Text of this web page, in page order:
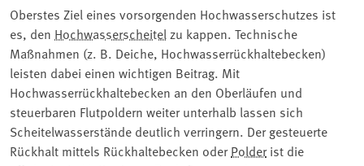
Oberstes Ziel eines vorsorgenden Hochwasserschutzes ist
es, den Hochwasserscheitel zu kappen. Technische
Maßnahmen (z. B. Deiche, Hochwasserrückhaltebecken)
leisten dabei einen wichtigen Beitrag. Mit
Hochwasserrückhaltebecken an den Oberläufen und
steuerbaren Flutpoldern weiter unterhalb lassen sich
Scheitelwasserstände deutlich verringern. Der gesteuerte
Rückhalt mittels Rückhaltebecken oderPolderist die